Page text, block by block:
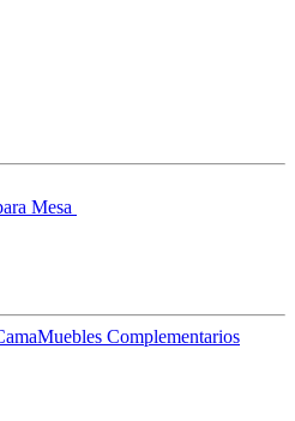
Mesa
Muebles Complementarios